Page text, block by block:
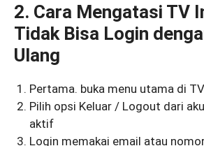
2. Cara Mengatasi TV
Tidak Bisa Login
Ulang
Pertama. buka menu utama di
Pilih opsi Keluar / Logout dari
aktif
Login memakai email atau